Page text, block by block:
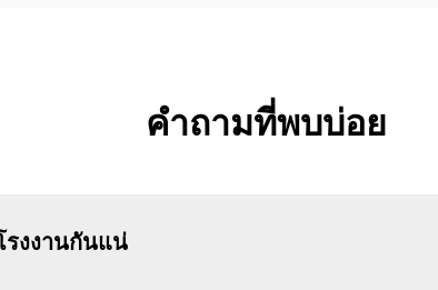
คำถามที่พบบ่อย
งงานกันแน่